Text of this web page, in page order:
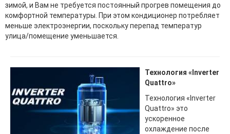
зимой, и Вам не требуется постоянный прогрев помещения до
комфортной температуры. При этом кондиционер потребляет
меньше электроэнергии, поскольку перепад температур
улица/помещение уменьшается.
Технология «Inverter
Quattro»
Технология «Inverter
Quattro» это
ускоренное
охлаждение после